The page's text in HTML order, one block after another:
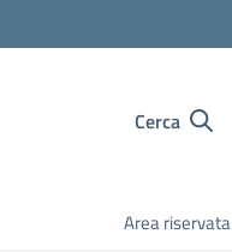
Cerca
Area riservata